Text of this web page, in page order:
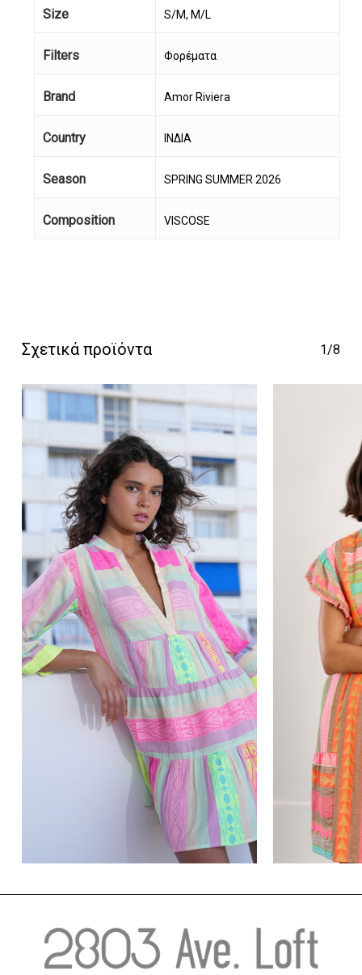
Κανένα προϊόν στο
Size S/M, M/L
Filters Φορέματα
Brand Amor Riviera
Country ΙΝΔΙΑ
Season SPRING SUMMER 2026
Composition VISCOSE
Σχετικά προϊόντα 1/8
Πολύχρωμο κοντό φόρεμα – LILI
SIDONIO
€ 51.50